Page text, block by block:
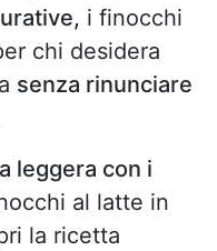
i finocchi
chi desidera
senza rinunciare
leggera con i
al latte in
la ricetta